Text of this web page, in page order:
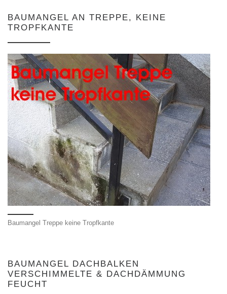
BAUMANGEL AN TREPPE, KEINE
TROPFKANTE
Baumangel Treppe keine Tropfkante
BAUMANGEL DACHBALKEN
VERSCHIMMELTE & DACHDÄMMUNG
FEUCHT